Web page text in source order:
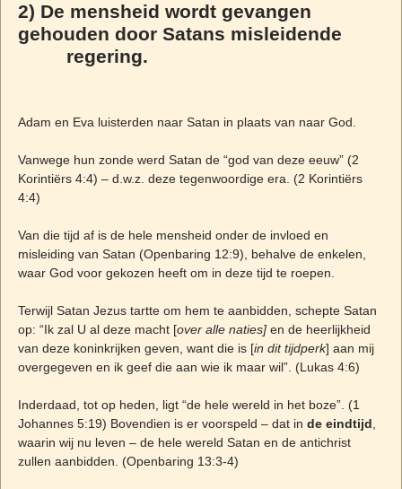
2) De mensheid wordt gevangen
gehouden door Satans misleidende
regering.
Adam en Eva luisterden naar Satan in plaats van naar God.
Vanwege hun zonde werd Satan de “god van deze eeuw” (2
Korintiërs 4:4) – d.w.z. deze tegenwoordige era. (2 Korintiërs
4:4)
Van die tijd af is de hele mensheid onder de invloed en
misleiding van Satan (Openbaring 12:9), behalve de enkelen,
waar God voor gekozen heeft om in deze tijd te roepen.
Terwijl Satan Jezus tartte om hem te aanbidden, schepte Satan
op: “Ik zal U al deze macht [over alle naties]en de heerlijkheid
van deze koninkrijken geven, want die is [in dit tijdperk] aan mij
overgegeven en ik geef die aan wie ik maar wil”. (Lukas 4:6)
Inderdaad, tot op heden, ligt “de hele wereld in het boze”. (1
Johannes 5:19) Bovendien is er voorspeld – dat in de eindtijd
waarin wij nu leven – de hele wereld Satan en de antichrist
zullen aanbidden. (Openbaring 13:3-4)